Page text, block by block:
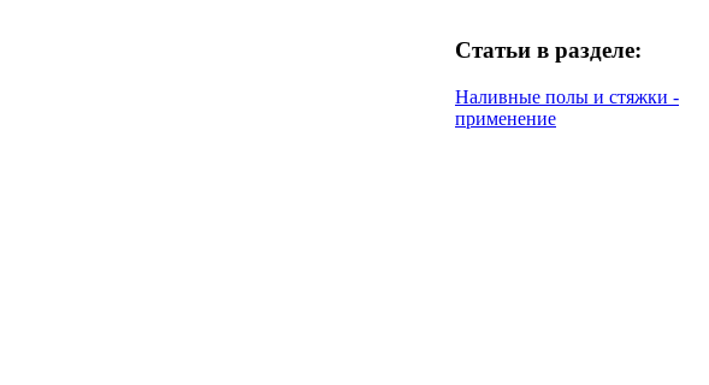
Статьи в разделе:
Наливные полы и стяжки -
применение